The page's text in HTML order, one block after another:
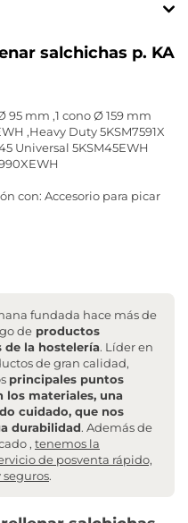
salchichas p. KA
95 mm ,1 cono Ø 159 mm
,Heavy Duty 5KSM7591X
Universal 5KSM45EWH
con: Accesorio para picar
fundada hace más de
de productos
de la hostelería. Líder en
de gran calidad,
principales puntos
los materiales, una
cuidado, que nos
durabilidad. Además de
, tenemos la
de posventa rápido,
seguros.